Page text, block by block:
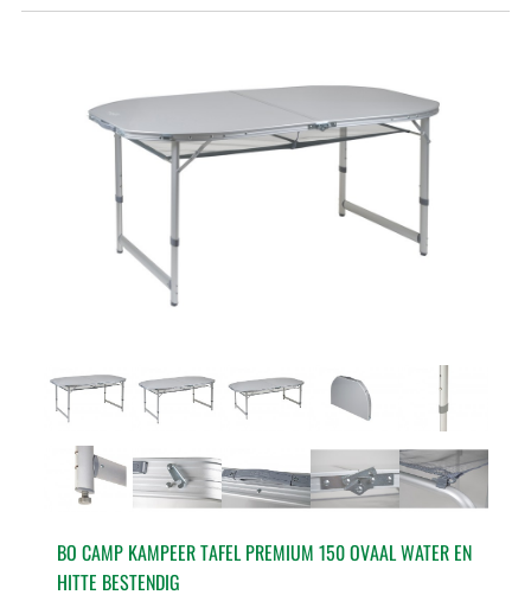
BO CAMP KAMPEER TAFEL PREMIUM 150 OVAAL WATER EN
HITTE BESTENDIG